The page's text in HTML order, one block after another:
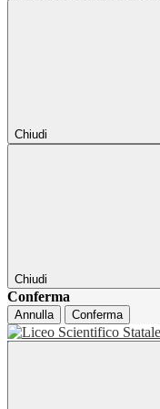
Chiudi
Chiudi
Conferma
Annulla Conferma